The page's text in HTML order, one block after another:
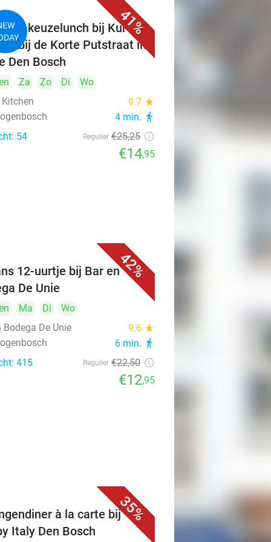
41%
keuzelunch bij Kuro's
bij de Korte Putstraat in
Den Bosch
Za Zo Di
Wo
Kitchen
9.7 star
4 min. directions_walk
54 Regulier €25,25
€14,95
42%
12-uurtje bij Bar en
De Unie
Ma Di
Wo
Bodega De Unie
9.6 star
6 min. directions_walk
415 Regulier €22,50
€12,95
35%
à la carte bij
Italy Den Bosch